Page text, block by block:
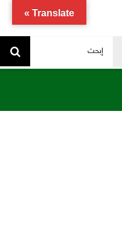
البحث
عن:
Translate »